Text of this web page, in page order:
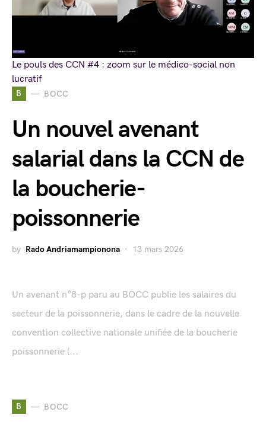
B BOCC
Un nouvel avenant
salarial dans la CCN de
la boucherie-
poissonnerie
by Rado Andriamampionona 13 mars 2026
Un avenant n°8-p paru au BOCC publie les salaires du
secteur de la poissonnerie, dans le cadre de la nouvelle
convention collective nationale unifiée de la boucherie
poissonnerie (...
B BOCC
Le pouls des CCN #4 : zoom sur le médico-social non
lucratif